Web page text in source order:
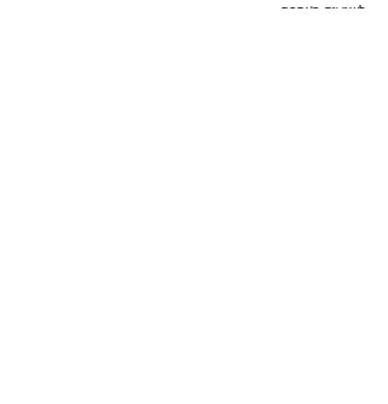
לשיעור באהבה.